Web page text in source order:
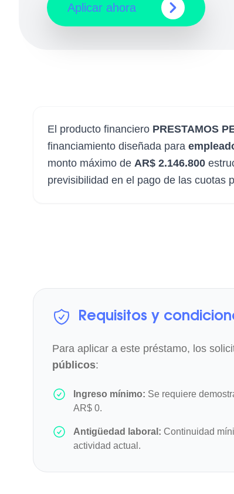
Aplicar ahora
El producto financiero PRESTAMOS
financiamiento diseñada para
monto máximo de AR$ 2.146.800
previsibilidad en el pago de las cuotas
Requisitos y
Para aplicar a este préstamo, los
públicos:
Ingreso mínimo: Se requiere
AR$ 0.
Antigüedad laboral: Continuidad
actividad actual.